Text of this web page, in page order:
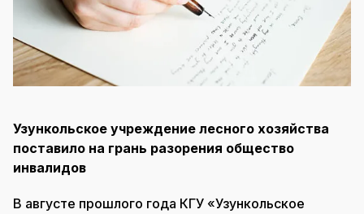
Узункольское учреждение лесного хозяйства
поставило на грань разорения общество
инвалидов
В августе прошлого года КГУ «Узункольское